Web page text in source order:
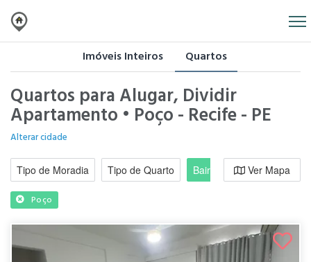
Imóveis Inteiros Quartos
Quartos para Alugar, Dividir
Apartamento • Poço - Recife - PE
Alterar cidade
Tipo de Moradia Tipo de Quarto Bairro / RegiãoVer Mapa
Poço